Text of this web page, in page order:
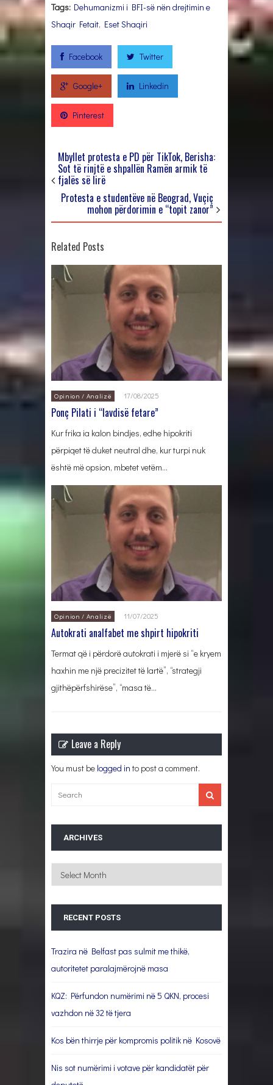
Tags: Dehumanizmi i BFI-së nën drejtimin e
Shaqir Fetait, Eset Shaqiri
Facebook Twitter
Google+ Linkedin
Pinterest
Mbyllet protesta e PD për TikTok, Berisha:
Sot të rinjtë e shpallën Ramën armik të
fjalës së lirë
Protesta e studentëve në Beograd, Vuçiç
mohon përdorimin e “topit zanor”
Related Posts
Opinion / Analizë 17/08/2025
Ponç Pilati i “lavdisë fetare”
Kur frika ia kalon bindjes, edhe hipokriti
përpiqet të duket neutral dhe, kur turpi nuk
është më opsion, mbetet vetëm…
Opinion / Analizë 11/07/2025
Autokrati analfabet me shpirt hipokriti
Termat që i përdorë autokrati i mjerë si “e kryem
haxhin me një precizitet të lartë”, “strategji
gjithëpërfshirëse”, “masa të…
Leave a Reply
You must be logged in to post a comment.
ARCHIVES
Archives
RECENT POSTS
Trazira në Belfast pas sulmit me thikë,
autoritetet paralajmërojnë masa
KQZ: Përfundon numërimi në 5 QKN, procesi
vazhdon në 32 të tjera
Kos bën thirrje për kompromis politik në Kosovë
Nis sot numërimi i votave për kandidatët për